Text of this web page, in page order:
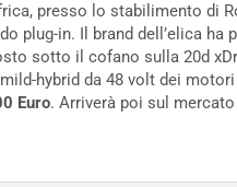
presso lo stabilimento di
plug-in. Il brand dell’elica ha
sotto il cofano sulla 20d
hybrid da 48 volt dei
Euro. Arriverà poi sul